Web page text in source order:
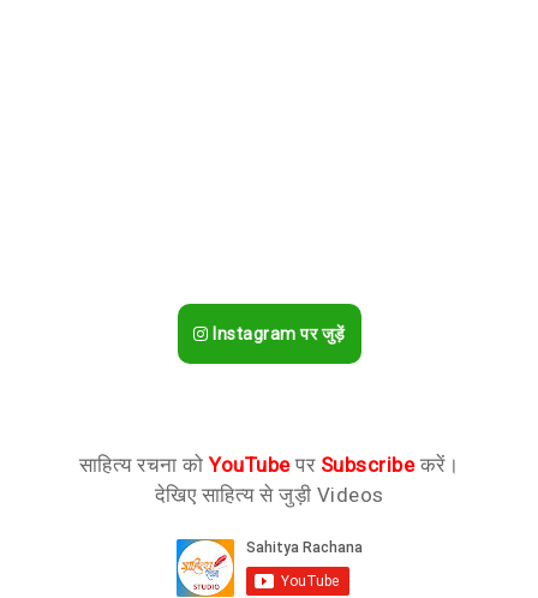
Instagram पर जुड़ें
साहित्य रचना कोYouTubeपर Subscribeकरें।
देखिए साहित्य से जुड़ी Videos